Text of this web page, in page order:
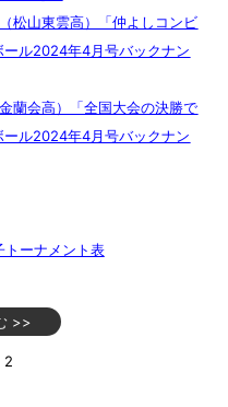
松山東雲高）「仲よしコンビ
ル2024年4月号バックナン
蘭会高）「全国大会の決勝で
ル2024年4月号バックナン
トーナメント表
>>
2